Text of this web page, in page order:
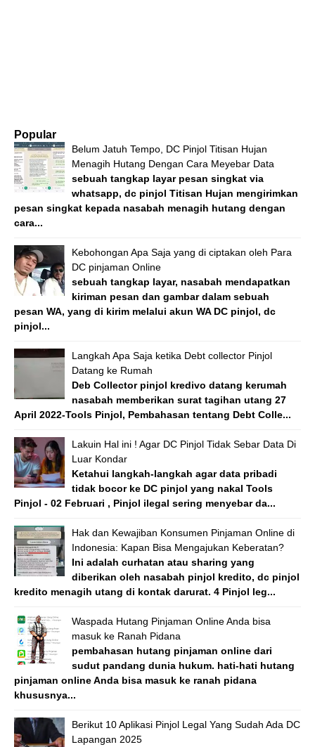
Popular
Belum Jatuh Tempo, DC Pinjol Titisan Hujan
Menagih Hutang Dengan Cara Meyebar Data
sebuah tangkap layar pesan singkat via
whatsapp, dc pinjol Titisan Hujan mengirimkan
pesan singkat kepada nasabah menagih hutang dengan
cara...
Kebohongan Apa Saja yang di ciptakan oleh Para
DC pinjaman Online
sebuah tangkap layar, nasabah mendapatkan
kiriman pesan dan gambar dalam sebuah
pesan WA, yang di kirim melalui akun WA DC pinjol, dc
pinjol...
Langkah Apa Saja ketika Debt collector Pinjol
Datang ke Rumah
Deb Collector pinjol kredivo datang kerumah
nasabah memberikan surat tagihan utang 27
April 2022-Tools Pinjol, Pembahasan tentang Debt Colle...
Lakuin Hal ini ! Agar DC Pinjol Tidak Sebar Data Di
Luar Kondar
Ketahui langkah-langkah agar data pribadi
tidak bocor ke DC pinjol yang nakal Tools
Pinjol - 02 Februari , Pinjol ilegal sering menyebar da...
Hak dan Kewajiban Konsumen Pinjaman Online di
Indonesia: Kapan Bisa Mengajukan Keberatan?
Ini adalah curhatan atau sharing yang
diberikan oleh nasabah pinjol kredito, dc pinjol
kredito menagih utang di kontak darurat. 4 Pinjol leg...
Waspada Hutang Pinjaman Online Anda bisa
masuk ke Ranah Pidana
pembahasan hutang pinjaman online dari
sudut pandang dunia hukum. hati-hati hutang
pinjaman online Anda bisa masuk ke ranah pidana
khususnya...
Berikut 10 Aplikasi Pinjol Legal Yang Sudah Ada DC
Lapangan 2025